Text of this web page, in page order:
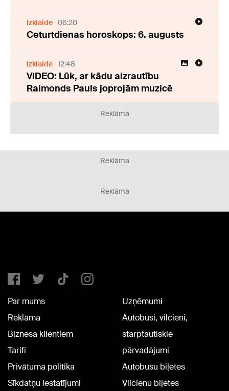
Izklaide 06:20
Ceturtdienas horoskops: 6. augusts
Izklaide 12:48
VIDEO: Lūk, ar kādu aizrautību
Raimonds Pauls joprojām muzicē
Reklāma
Reklāma
Reklāma
Par mums
Reklāma
Biznesa klientiem
Tarifi
Privātuma politika
Sīkdatņu iestatījumi
Uzņēmumi
Autobusi, vilcieni,
starptautiskie
pārvadājumi
Autobusu biļetes
Vilcienu biļetes